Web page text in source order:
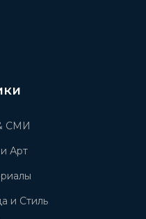
СМИ
Арт
и Стиль